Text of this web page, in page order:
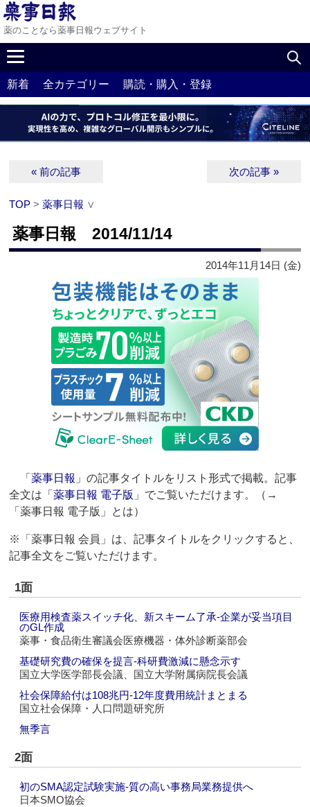
薬のことなら薬事日報ウェブサイト
新着 全カテゴリー 購読・購入・登録
« 前の記事 次の記事 »
TOP >薬事日報 ∨
薬事日報 2014/11/14
2014年11月14日 (金)
「薬事日報 」の記事タイトルをリスト形式で掲載。記事
全文は「薬事日報 電子版 」でご覧いただけます。（→
「薬事日報 電子版」とは）
※「薬事日報 会員」は、記事タイトルをクリックすると、
記事全文をご覧いただけます。
1面
医療用検査薬スイッチ化、新スキーム了承‐企業が妥当項目
のGL作成
薬事・食品衛生審議会医療機器・体外診断薬部会
基礎研究費の確保を提言‐科研費激減に懸念示す
国立大学医学部長会議、国立大学附属病院長会議
社会保障給付は108兆円‐12年度費用統計まとまる
国立社会保障・人口問題研究所
無季言
2面
初のSMA認定試験実施‐質の高い事務局業務提供へ
日本SMO協会